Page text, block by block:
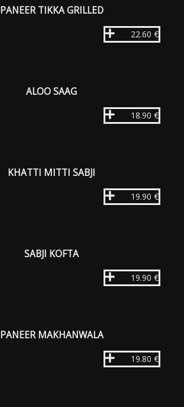
PANEER TIKKA GRILLED
22.60 €
ALOO SAAG
18.90 €
KHATTI MITTI SABJI
19.90 €
SABJI KOFTA
19.90 €
PANEER MAKHANWALA
19.80 €